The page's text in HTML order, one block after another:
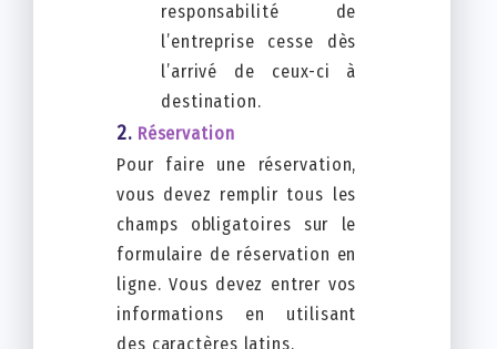
responsabilité de
l’entreprise cesse dès
l’arrivé de ceux-ci à
destination.
Réservation
Pour faire une réservation,
vous devez remplir tous les
champs obligatoires sur le
formulaire de réservation en
ligne. Vous devez entrer vos
informations en utilisant
des caractères latins.